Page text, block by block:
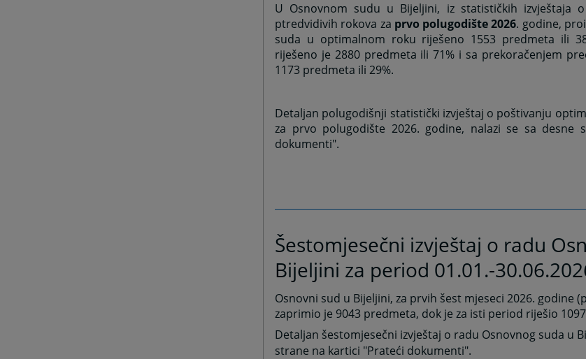
U Osnovnom sudu u Bijeljini, iz statističkih izvještaja
ptredvidivih rokova za prvo polugodište 2026. godine,
suda u optimalnom roku riješeno 1553 predmeta ili
riješeno je 2880 predmeta ili 71% i sa prekoračenjem
1173 predmeta ili 29%.
Detaljan polugodišnji statistički izvještaj o poštivanju
za prvo polugodište 2026. godine, nalazi se sa desne
dokumenti".
Šestomjesečni izvještaj o radu
Bijeljini za period 01.01.-
Osnovni sud u Bijeljini, za prvih šest mjeseci 2026. godine
zaprimio je 9043 predmeta, dok je za isti period riješio
Detaljan šestomjesečni izvještaj o radu Osnovnog suda u
strane na kartici "Prateći dokumenti".